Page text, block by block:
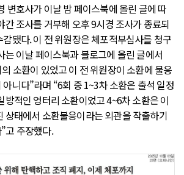
변호사가 이날 밤 페이스북에 올린 글에 따
간 조사를 거부해 오후 9시경 조사가 종료되
됐다. 이 전 위원장은 체포적부심사를 청구
는 이날 페이스북과 블로그에 올린 글에서
소환이 있었고 이 전 위원장이 소환에 불응
니다”라며 “6회 중 1~3차 소환은 출석 일정
방적인 엉터리 소환이었고 4~6차 소환은 이
상태에서 소환불응이라는 외관을 작출하기
고 주장했다.